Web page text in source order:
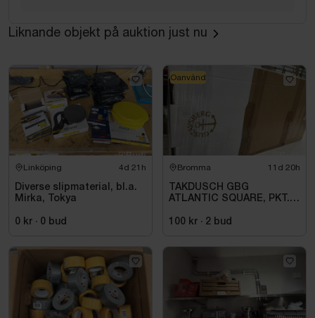
Liknande objekt på auktion just nu
Linköping 4d 21h
Diverse slipmaterial, bl.a.
Mirka, Tokya
0 kr · 0 bud
Bromma 11d 20h
TAKDUSCH GBG
ATLANTIC SQUARE, PKT.
KROM
100 kr · 2 bud
Oanvänd